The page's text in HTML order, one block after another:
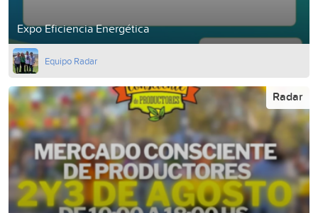
Expo Eficiencia Energética
Equipo Radar
Radar